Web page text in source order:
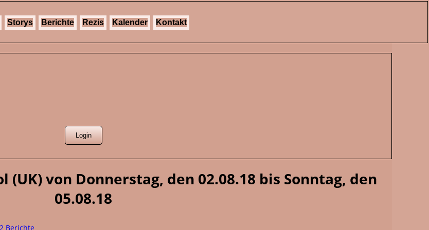
Storys Berichte Rezis Kalender Kontakt
von Donnerstag, den 02.08.18 bis Sonntag, den
05.08.18
2 Berichte